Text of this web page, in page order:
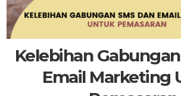
Kelebihan
Email Marketing